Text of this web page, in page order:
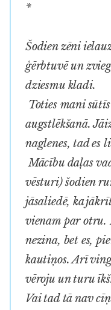
*
Šodien zēni
ģērbtuvē un
dziesmu kladi.
Toties mani
augstlēkšanā.
naglenes, tad es
Mācību daļas
vēsturi) šodien
jāsaliedē, ka
vienam par otru.
nezina, bet es,
kautiņos. Arī
vēroju un turu
Vai tad tā nav